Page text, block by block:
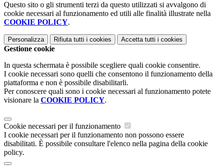
Questo sito o gli strumenti terzi da questo utilizzati si avvalgono di
cookie necessari al funzionamento ed utili alle finalità illustrate nella
COOKIE POLICY.
Personalizza Rifiuta tutti i cookies Accetta tutti i cookies
Gestione cookie
In questa schermata è possibile scegliere quali cookie consentire.
I cookie necessari sono quelli che consentono il funzionamento della
piattaforma e non è possibile disabilitarli.
Per conoscere quali sono i cookie necessari al funzionamento potete
visionare la COOKIE POLICY.
Cookie necessari per il funzionamento
I cookie necessari per il funzionamento non possono essere
disabilitati. È possibile consultare l'elenco nella pagina della cookie
policy.